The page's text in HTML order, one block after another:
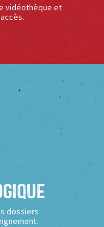
vidéothèque et
dossiers